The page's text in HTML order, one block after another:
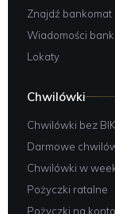
Znajdź bankomat
Wiadomości
Lokaty
Chwilówki
Chwilówki bez BIK
Darmowe
Chwilówki w
Pożyczki ratalne
Pożyczki na konto